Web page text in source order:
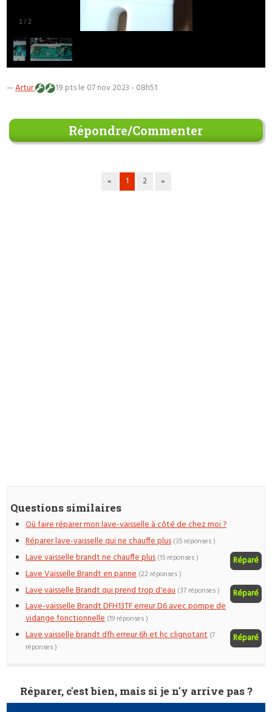
1 /2
—Artur 19 ptsle 07 nov 2023 - 08h51
Répondre/Commenter
« 1 2 »
Questions similaires
Où faire réparer mon lave-vaisselle à côté de chez moi ?
Réparer lave-vaisselle qui ne chauffe plus (35 réponses )
Lave vaisselle brandt ne chauffe plus Réparé
(15 réponses )
Lave Vaisselle Brandt en panne (22 réponses )
Lave vaisselle Brandt qui prend trop d'eau Réparé
(37 réponses )
Lave-vaisselle Brandt DFH13TF erreur D6 avec pompe de
vidange fonctionnelle (19 réponses )
Lave vaisselle brandt dfh erreur 6h et hc clignotant Réparé
(7
réponses )
Réparer, c'est bien, mais si je n'y arrive pas ?